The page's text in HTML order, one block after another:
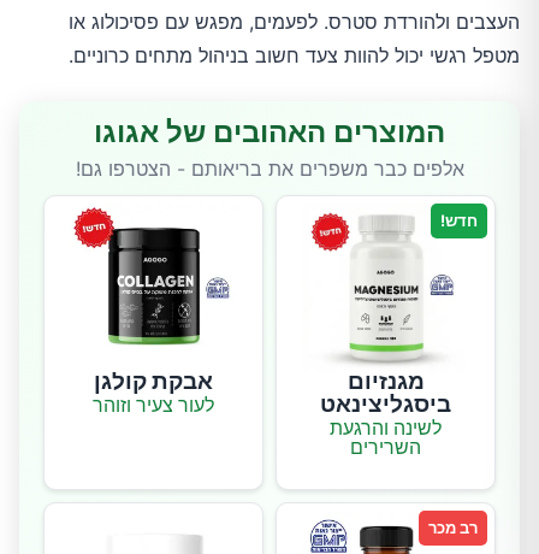
העצבים ולהורדת סטרס. לפעמים, מפגש עם פסיכולוג או
מטפל רגשי יכול להוות צעד חשוב בניהול מתחים כרוניים.
המוצרים האהובים של אגוגו
אלפים כבר משפרים את בריאותם - הצטרפו גם!
חדש!
מגנזיום
ביסגליצינאט
לשינה והרגעת
השרירים
אבקת קולגן
לעור צעיר וזוהר
רב מכר